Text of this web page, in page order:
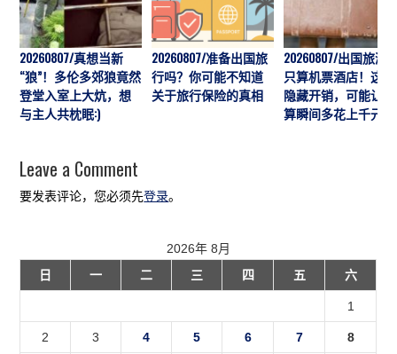
20260807/真想当新
“狼”！多伦多郊狼竟然
登堂入室上大炕，想
与主人共枕眠:)
20260807/准备出国旅
行吗？你可能不知道
关于旅行保险的真相
20260807/出国旅游
只算机票酒店！这7
隐藏开销，可能让预
算瞬间多花上千元
Leave a Comment
要发表评论，您必须先登录。
2026年 8月
日
一 二 三 四 五 六
1
2 3 4 5 6 7 8